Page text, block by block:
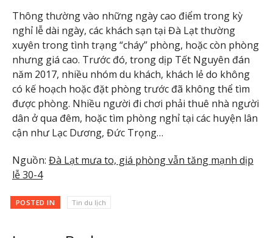
Thông thường vào những ngày cao điểm trong kỳ
nghỉ lễ dài ngày, các khách sạn tại Đà Lạt thường
xuyên trong tình trạng “cháy” phòng, hoặc còn phòng
nhưng giá cao. Trước đó, trong dịp Tết Nguyên đán
năm 2017, nhiều nhóm du khách, khách lẻ do không
có kế hoạch hoặc đặt phòng trước đã không thể tìm
được phòng. Nhiều người đi chơi phải thuê nhà người
dân ở qua đêm, hoặc tìm phòng nghỉ tại các huyện lân
cận như Lạc Dương, Đức Trọng…
Nguồn: Đà Lạt mưa to, giá phòng vẫn tăng mạnh dịp
lễ 30-4
POSTED IN Tin du lịch